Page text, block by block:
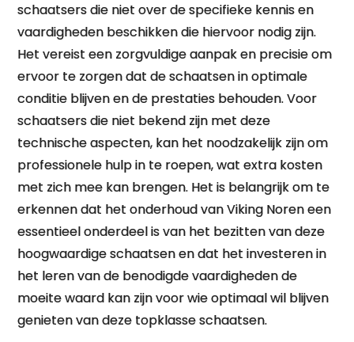
schaatsers die niet over de specifieke kennis en
vaardigheden beschikken die hiervoor nodig zijn.
Het vereist een zorgvuldige aanpak en precisie om
ervoor te zorgen dat de schaatsen in optimale
conditie blijven en de prestaties behouden. Voor
schaatsers die niet bekend zijn met deze
technische aspecten, kan het noodzakelijk zijn om
professionele hulp in te roepen, wat extra kosten
met zich mee kan brengen. Het is belangrijk om te
erkennen dat het onderhoud van Viking Noren een
essentieel onderdeel is van het bezitten van deze
hoogwaardige schaatsen en dat het investeren in
het leren van de benodigde vaardigheden de
moeite waard kan zijn voor wie optimaal wil blijven
genieten van deze topklasse schaatsen.